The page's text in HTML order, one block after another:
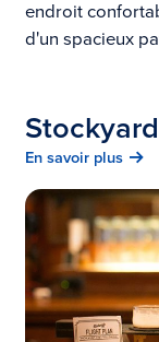
endroit
d'un spacieux
En savoir plus